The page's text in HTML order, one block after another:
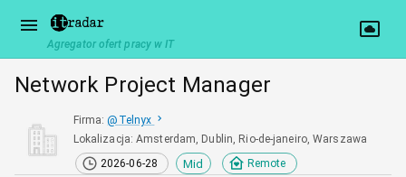
Agregator ofert pracy w IT
Network Project Manager
Firma: @ Telnyx
Lokalizacja:Amsterdam, Dublin, Rio-de-janeiro, Warszawa
2026-06-28
Mid Remote